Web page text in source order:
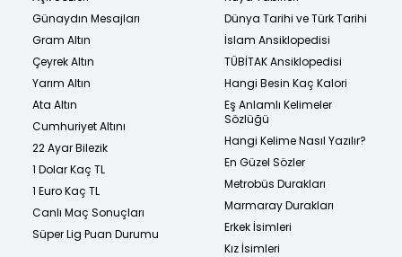
Günaydın Mesajları
Gram Altın
Çeyrek Altın
Yarım Altın
Ata Altın
Cumhuriyet Altını
22 Ayar Bilezik
1 Dolar Kaç TL
1 Euro Kaç TL
Canlı Maç Sonuçları
Süper Lig Puan Durumu
Dünya Tarihi ve Türk Tarihi
İslam Ansiklopedisi
TÜBİTAK Ansiklopedisi
Hangi Besin Kaç Kalori
Eş Anlamlı Kelimeler
Sözlüğü
Hangi Kelime Nasıl Yazılır?
En Güzel Sözler
Metrobüs Durakları
Marmaray Durakları
Erkek İsimleri
Kız İsimleri